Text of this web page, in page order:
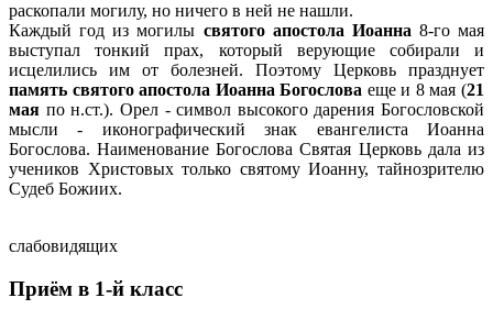
раскопали могилу, но ничего в ней не нашли.
Каждый год из могилы святого апостола Иоанна 8-го мая
выступал тонкий прах, который верующие собирали и
исцелились им от болезней. Поэтому Церковь празднует
память святого апостола Иоанна Богослова еще и 8 мая (21
мая по н.ст.). Орел - символ высокого дарения Богословской
мысли - иконографический знак евангелиста Иоанна
Богослова. Наименование Богослова Святая Церковь дала из
учеников Христовых только святому Иоанну, тайнозрителю
Судеб Божиих.
слабовидящих
Приём в 1-й класс